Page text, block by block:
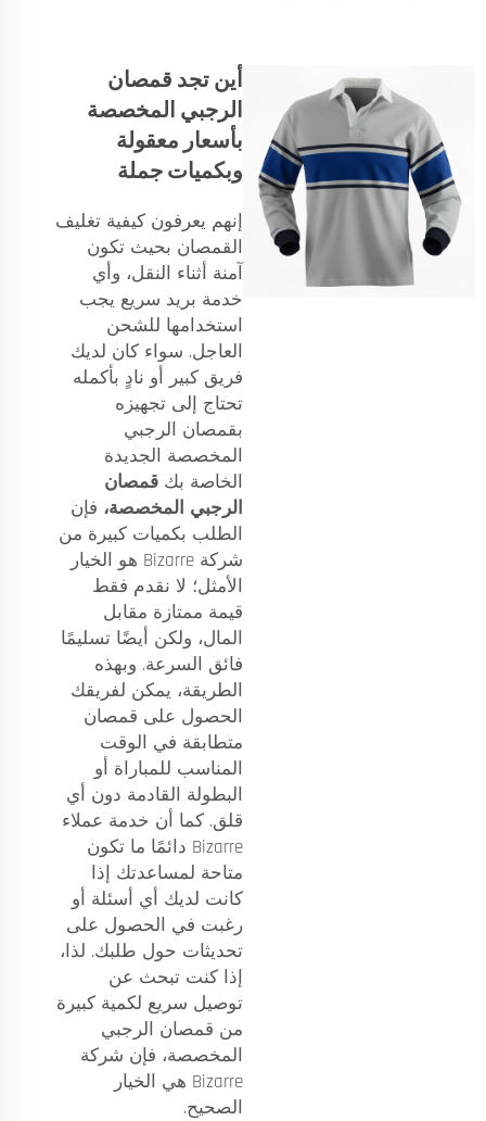
أين تجد قمصان
الرجبي المخصصة
بأسعار معقولة
وبكميات جملة
إنهم يعرفون كيفية تغليف
القمصان بحيث تكون
آمنة أثناء النقل، وأي
خدمة بريد سريع يجب
استخدامها للشحن
العاجل. سواء كان لديك
فريق كبير أو نادٍ بأكمله
تحتاج إلى تجهيزه
بقمصان الرجبي
المخصصة الجديدة
الخاصة بك قمصان
الرجبي المخصصة، فإن
الطلب بكميات كبيرة من
شركة Bizarre هو الخيار
الأمثل؛ لا نقدم فقط
قيمة ممتازة مقابل
المال، ولكن أيضًا تسليمًا
فائق السرعة. وبهذه
الطريقة، يمكن لفريقك
الحصول على قمصان
متطابقة في الوقت
المناسب للمباراة أو
البطولة القادمة دون أي
قلق. كما أن خدمة عملاء
Bizarre دائمًا ما تكون
متاحة لمساعدتك إذا
كانت لديك أي أسئلة أو
رغبت في الحصول على
تحديثات حول طلبك. لذا،
إذا كنت تبحث عن
توصيل سريع لكمية كبيرة
من قمصان الرجبي
المخصصة، فإن شركة
Bizarre هي الخيار
الصحيح.